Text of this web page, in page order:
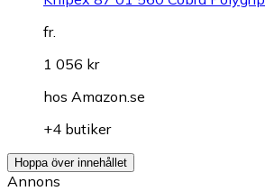
fr.
1 056 kr
hos Amazon.se
+4 butiker
Hoppa över innehållet
Annons